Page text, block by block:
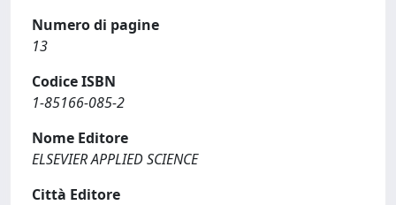
Numero di pagine
13
Codice ISBN
1-85166-085-2
Nome Editore
ELSEVIER APPLIED SCIENCE
Città Editore